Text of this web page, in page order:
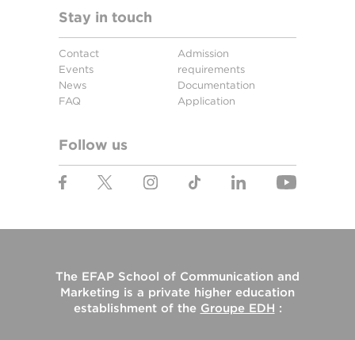
Stay in touch
Contact
Events
News
FAQ
Admission
requirements
Documentation
Application
Follow us
The EFAP School of Communication and
Marketing is a private higher education
establishment of the Groupe EDH :